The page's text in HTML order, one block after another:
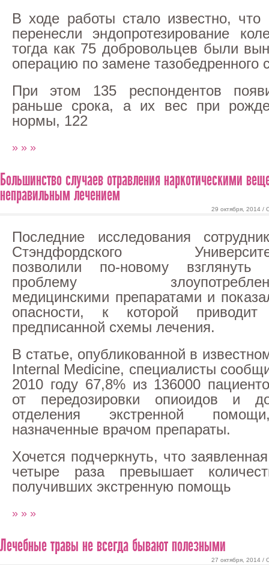
В ходе работы стало известно, что
перенесли эндопротезирование
тогда как 75 добровольцев были
операцию по замене тазобедренного
При этом 135 респондентов
раньше срока, а их вес при
нормы, 122
» » »
Большинство случаев отравления наркотическими
неправильным лечением
29 октября, 2014 /
Последние исследования
Стэндфордского
позволили по-новому взглянуть
проблему
медицинскими препаратами и
опасности, к которой приводит
предписанной схемы лечения.
В статье, опубликованной в
Internal Medicine, специалисты
2010 году 67,8% из 136000
от передозировки опиоидов и
отделения экстренной
назначенные врачом препараты.
Хочется подчеркнуть, что
четыре раза превышает
получивших экстренную помощь
» » »
Лечебные травы не всегда бывают полезными
27 октября, 2014 /